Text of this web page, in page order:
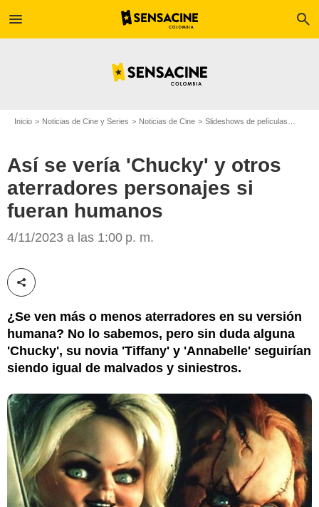
menu search
Inicio Noticias de Cine y Series Noticias de Cine Slideshows de películas
Así se vería 'Chucky' y otros
aterradores personajes si
fueran humanos
4/11/2023 a las 1:00 p. m.
Compartir esta noticia
¿Se ven más o menos aterradores en su versión
humana? No lo sabemos, pero sin duda alguna
'Chucky', su novia 'Tiffany' y 'Annabelle' seguirían
siendo igual de malvados y siniestros.